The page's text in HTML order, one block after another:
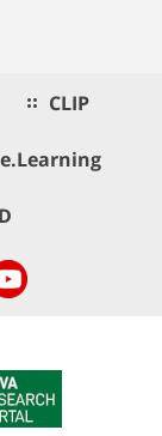
CLIP